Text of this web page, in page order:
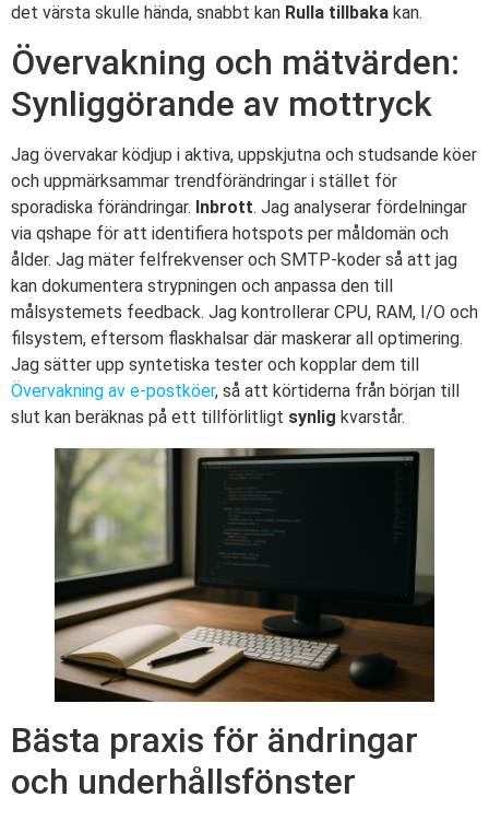
det värsta skulle hända, snabbt kan Rulla tillbaka kan.
Övervakning och mätvärden:
Synliggörande av mottryck
Jag övervakar ködjup i aktiva, uppskjutna och studsande köer
och uppmärksammar trendförändringar i stället för
sporadiska förändringar. Inbrott. Jag analyserar fördelningar
via qshape för att identifiera hotspots per måldomän och
ålder. Jag mäter felfrekvenser och SMTP-koder så att jag
kan dokumentera strypningen och anpassa den till
målsystemets feedback. Jag kontrollerar CPU, RAM, I/O och
filsystem, eftersom flaskhalsar där maskerar all optimering.
Jag sätter upp syntetiska tester och kopplar dem till
Övervakning av e-postköer, så att körtiderna från början till
slut kan beräknas på ett tillförlitligt synlig kvarstår.
Bästa praxis för ändringar
och underhållsfönster